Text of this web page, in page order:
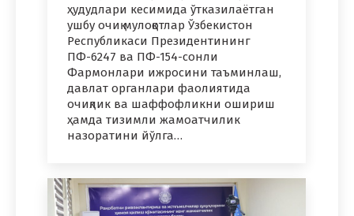
ҳудудлари кесимида ўтказилаётган
ушбу очиқ мулоқотлар Ўзбекистон
Республикаси Президентининг
ПФ-6247 ва ПФ-154-сонли
Фармонлари ижросини таъминлаш,
давлат органлари фаолиятида
очиқлик ва шаффофликни ошириш
ҳамда тизимли жамоатчилик
назоратини йўлга…